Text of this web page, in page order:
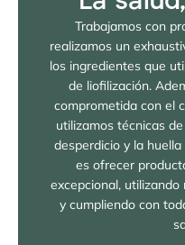
Trabajamos con
realizamos un
los ingredientes que
de liofilización.
comprometida con el
utilizamos técnicas
desperdicio y la
es ofrecer
excepcional,
y cumpliendo con